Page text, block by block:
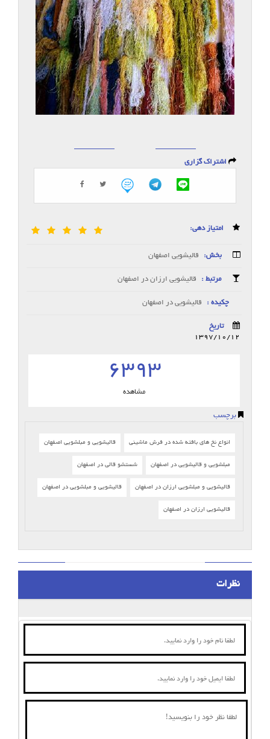
اشتراک گزاری
امتیاز دهی:
بخش: قالیشویی اصفهان
مرتبط : قالیشویی ارزان در اصفهان
چکیده : قالیشویی در اصفهان
تاریخ
1397/10/12
6393
مشاهده
برچسب
انواع نخ های بافته شده در فرش ماشینی قالیشویی و مبلشویی اصفهان
مبلشویی و قالیشویی در اصفهان شستشو قالی در اصفهان
قالیشویی و مبلشویی ارزان در اصفهان قالیشویی و مبلشویی در اصفهان
قالیشویی ارزان در اصفهان
نظرات